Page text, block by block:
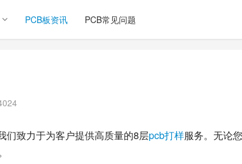
PCB板资讯 PCB常见问题
们致力于为客户提供高质量的8层pcb打样服务。无论您